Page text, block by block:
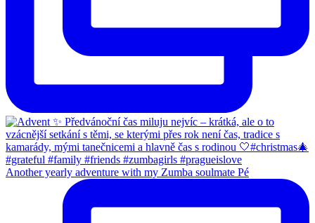
Another yearly adventure with my Zumba soulmate Pé